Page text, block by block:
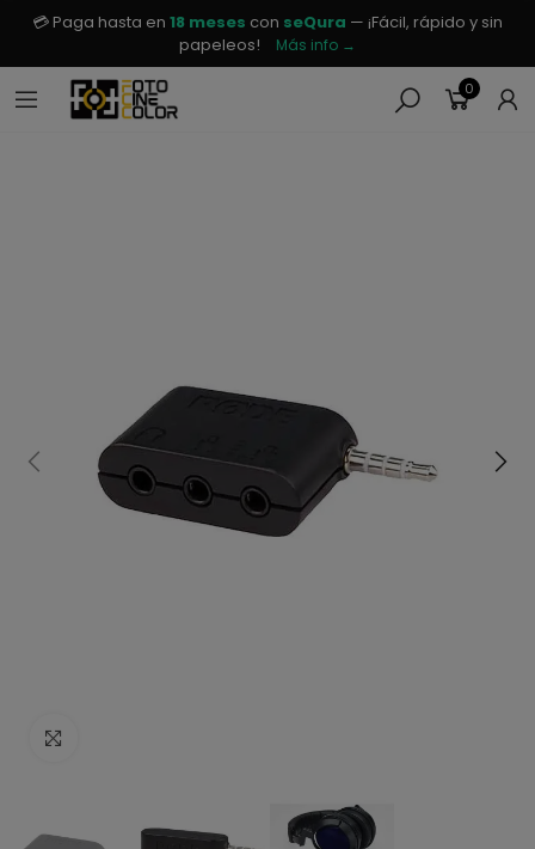
💳 Paga hasta en 18 meses con seQura — ¡Fácil, rápido y sin
papeleos!
Más info →
0